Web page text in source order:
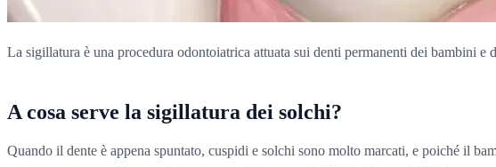
La sigillatura è una procedura odontoiatrica attuata sui denti permanenti dei bambini
A cosa serve la sigillatura dei solchi?
Quando il dente è appena spuntato, cuspidi e solchi sono molto marcati, e poiché il